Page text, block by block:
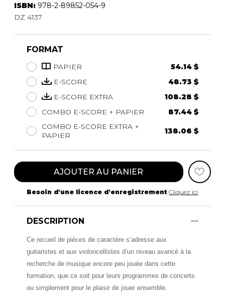
ISBN: 978-2-89852-054-9
DZ 4137
FORMAT
PAPIER
54.14 $
E-SCORE
48.73 $
E-SCORE EXTRA
108.28 $
COMBO E-SCORE + PAPIER
87.44 $
COMBO E-SCORE EXTRA +
PAPIER
138.06 $
AJOUTER AU PANIER
Besoin d'une licence d'enregistrement Cliquez ici
DESCRIPTION
Ce recueil de pièces de caractère s‘adresse aux
guitaristes et aux violoncellistes d‘un niveau avancé à la
recherche de musique encore peu jouée dans cette
formation, que ce soit pour leurs programmes de concerts
ou simplement pour le plaisir de jouer ensemble.